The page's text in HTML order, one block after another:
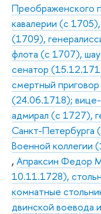
Преображенского
кавалерии (с
(1709),
флота (с 1707),
сенатор
смертный
(24.06.1718);
адмирал (с 1727),
Санкт-Петербурга
Военной
, Апраксин Федор
10.11.1728),
комнатные
двинской воевода